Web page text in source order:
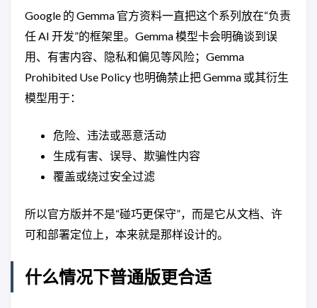
Google 的 Gemma 官方资料一直把这个系列放在“负责
任 AI 开发”的框架里。Gemma 模型卡会明确谈到误
用、有害内容、隐私和偏见等风险；Gemma
Prohibited Use Policy 也明确禁止把 Gemma 或其衍生
模型用于：
危险、违法或恶意活动
生成有害、误导、欺骗性内容
覆盖或绕过安全过滤
所以官方版并不是“碰巧更保守”，而是它从文档、许
可和部署定位上，本来就是那样设计的。
什么情况下普通版更合适